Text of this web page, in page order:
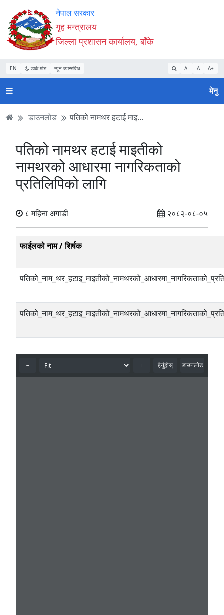
Accessibility
Mode
सुरु
गर्नुहोस्
सामाग्री
पढ्नुहाेस्
नेभिगेसन
पढ्नुहाेस्
वेबसाइट
खोजमा
जानुहोस्
नेपाल सरकार
गृह मन्त्रालय
जिल्ला प्रशासन कार्यालय, बाँके
EN डार्क मोड न्यून व्यान्डविथ A- A A+
मेनु
डाउनलोड पतिको नामथर हटाई माइ...
पतिको नामथर हटाई माइतीको
नामथरको आधारमा नागरिकताको
प्रतिलिपिको लागि
८ महिना अगाडी २०८२-०८-०५
फाईलको नाम / शिर्षक